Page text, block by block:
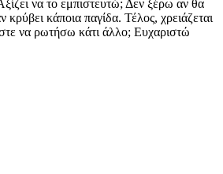
να το εμπιστευτώ; Δεν ξέρω αν θα
κρύβει κάποια παγίδα. Τέλος, χρειάζεται
να ρωτήσω κάτι άλλο; Ευχαριστώ